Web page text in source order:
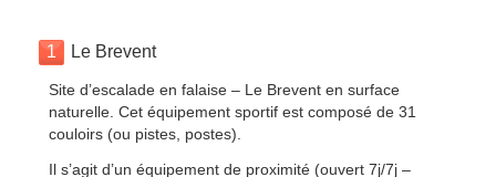
1 Le Brevent
Site d’escalade en falaise – Le Brevent en surface
naturelle. Cet équipement sportif est composé de 31
couloirs (ou pistes, postes).
Il s’agit d’un équipement de proximité (ouvert 7j/7j –